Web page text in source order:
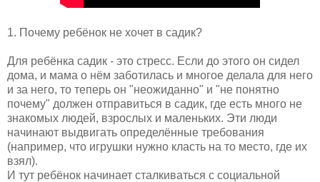
1. Почему ребёнок не хочет в садик?
Для ребёнка садик - это стресс. Если до этого он сидел
дома, и мама о нём заботилась и многое делала для него
и за него, то теперь он "неожиданно" и "не понятно
почему" должен отправиться в садик, где есть много не
знакомых людей, взрослых и маленьких. Эти люди
начинают выдвигать определённые требования
(например, что игрушки нужно класть на то место, где их
взял).
И тут ребёнок начинает сталкиваться с социальной